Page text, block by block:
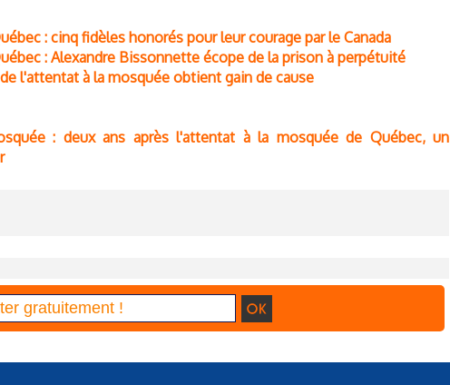
: cinq fidèles honorés pour leur courage par le Canada
: Alexandre Bissonnette écope de la prison à perpétuité
l'attentat à la mosquée obtient gain de cause
: deux ans après l'attentat à la mosquée de Québec, un